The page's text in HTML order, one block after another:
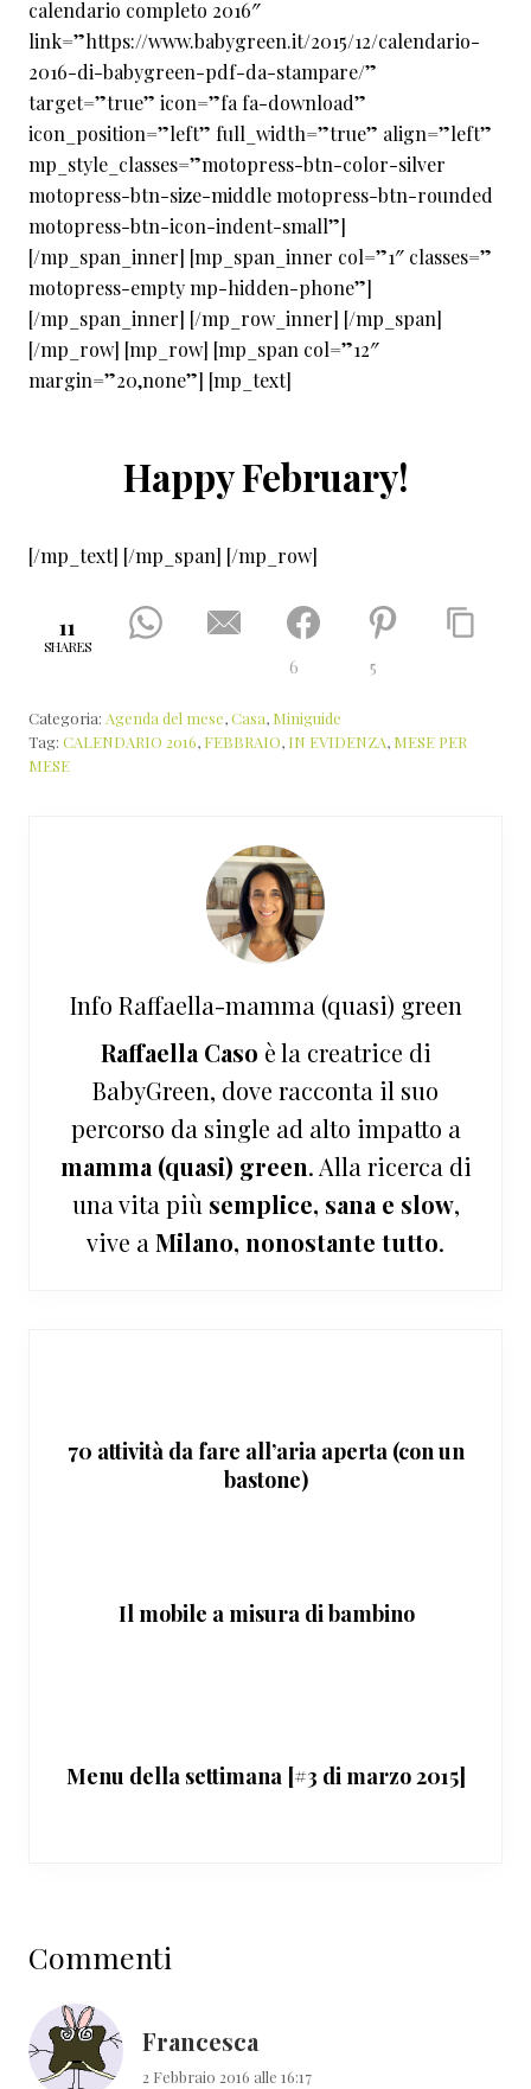
calendario completo 2016″
link=”https://www.babygreen.it/2015/12/calendario-
2016-di-babygreen-pdf-da-stampare/”
target=”true” icon=”fa fa-download”
icon_position=”left” full_width=”true” align=”left”
mp_style_classes=”motopress-btn-color-silver
motopress-btn-size-middle motopress-btn-rounded
motopress-btn-icon-indent-small”]
[/mp_span_inner] [mp_span_inner col=”1″ classes=”
motopress-empty mp-hidden-phone”]
[/mp_span_inner] [/mp_row_inner] [/mp_span]
[/mp_row] [mp_row] [mp_span col=”12″
margin=”20,none”] [mp_text]
Happy February!
[/mp_text] [/mp_span] [/mp_row]
11
SHARES
6 5
Categoria: Agenda del mese,Casa, Miniguide
Tag: CALENDARIO 2016, FEBBRAIO, IN EVIDENZA, MESE PER
MESE
Info Raffaella-mamma (quasi) green
Raffaella Caso è la creatrice di
BabyGreen, dove racconta il suo
percorso da single ad alto impatto a
mamma (quasi) green. Alla ricerca di
una vita più semplice, sana e slow,
vive a Milano, nonostante tutto.
70 attività da fare all’aria aperta (con un
bastone)
Il mobile a misura di bambino
Menu della settimana [#3 di marzo 2015]
del
lettore
Commenti
Francesca
2 Febbraio 2016 alle 16:17